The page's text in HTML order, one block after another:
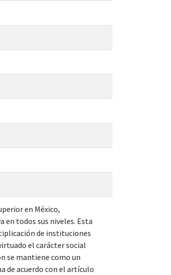
en México,
en todos sus niveles. Esta
de instituciones
el carácter social
se mantiene como un
de acuerdo con el artículo